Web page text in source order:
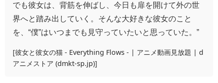
でも彼女は、背筋を伸ばし、今日も扉を開けて外の世
界へと踏み出していく。そんな大好きな彼女のこと
を、“僕”はいつまでも見守っていたいと思っていた。”
[彼女と彼女の猫 - Everything Flows - | アニメ動画見放題 | d
アニメストア (dmkt-sp.jp)]